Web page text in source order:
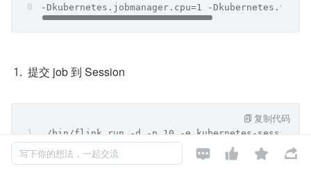
-Dkubernetes.jobmanager.cpu=1 -
提交 job 到 Session
./bin/flink run -d -p 10 -e kubernetes-session -
复制代码
写下你的想法，一起交流    